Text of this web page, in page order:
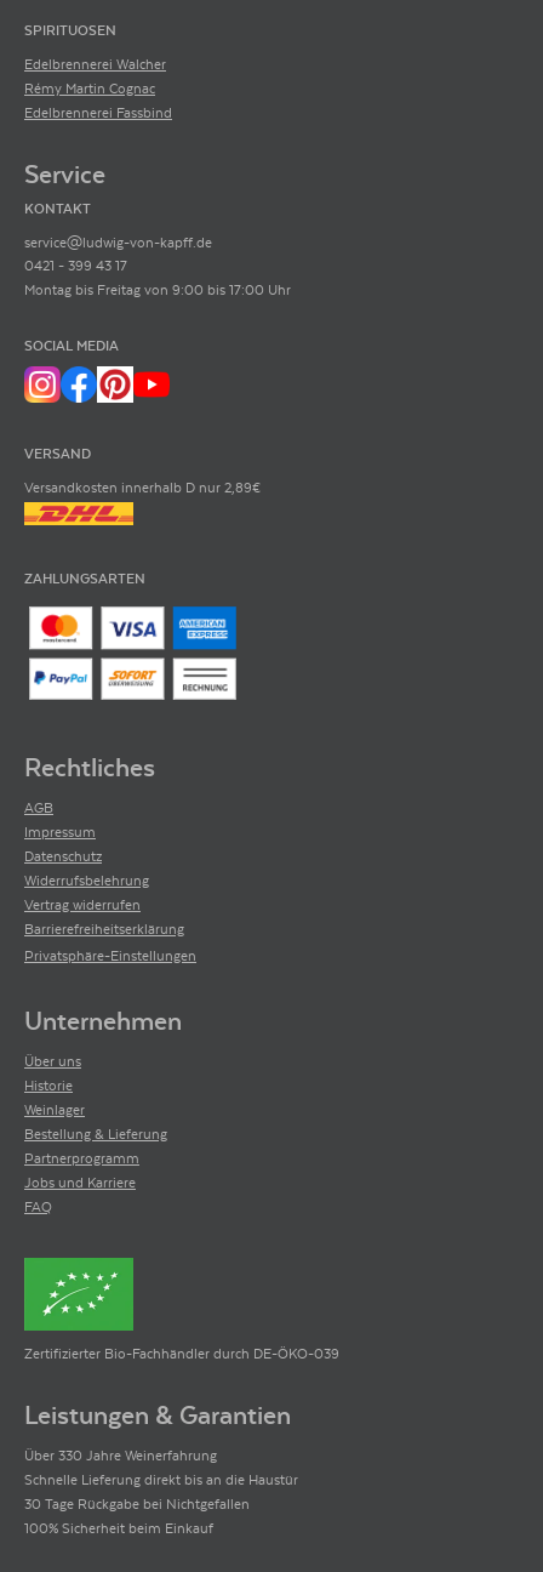
SPIRITUOSEN
Edelbrennerei Walcher
Rémy Martin Cognac
Edelbrennerei Fassbind
Service
KONTAKT
service@ludwig-von-kapff.de
0421 - 399 43 17
Montag bis Freitag von 9:00 bis 17:00 Uhr
SOCIAL MEDIA
VERSAND
Versandkosten innerhalb D nur 2,89€
ZAHLUNGSARTEN
Rechtliches
AGB
Impressum
Datenschutz
Widerrufsbelehrung
Vertrag widerrufen
Barrierefreiheitserklärung
Privatsphäre-Einstellungen
Unternehmen
Über uns
Historie
Weinlager
Bestellung & Lieferung
Partnerprogramm
Jobs und Karriere
FAQ
Zertifizierter Bio-Fachhändler durch DE-ÖKO-039
Leistungen & Garantien
Über 330 Jahre Weinerfahrung
Schnelle Lieferung direkt bis an die Haustür
30 Tage Rückgabe bei Nichtgefallen
100% Sicherheit beim Einkauf